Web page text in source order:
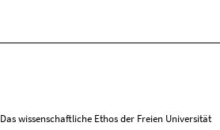
Das wissenschaftliche Ethos der Freien Universität